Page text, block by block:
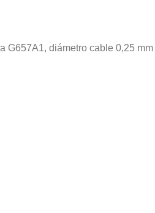
diámetro cable 0,25